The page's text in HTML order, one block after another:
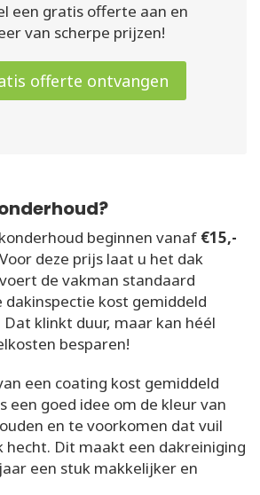
een gratis offerte aan en
van scherpe prijzen!
offerte ontvangen
beginnen vanaf €15,-
deze prijs laat u het dak
de vakman standaard
dakinspectie kost gemiddeld
Dat klinkt duur, maar kan héél
besparen!
een coating kost gemiddeld
een goed idee om de kleur van
en te voorkomen dat vuil
hecht. Dit maakt een dakreiniging
een stuk makkelijker en